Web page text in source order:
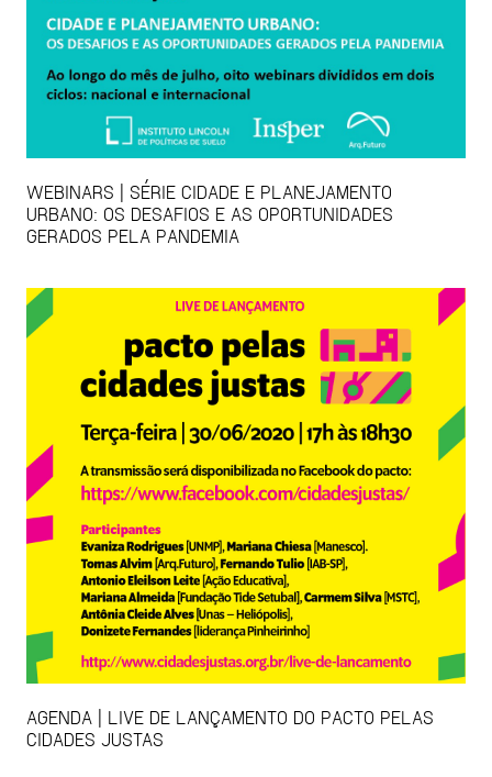
WEBINARS | SÉRIE CIDADE E PLANEJAMENTO
URBANO: OS DESAFIOS E AS OPORTUNIDADES
GERADOS PELA PANDEMIA
AGENDA | LIVE DE LANÇAMENTO DO PACTO PELAS
CIDADES JUSTAS